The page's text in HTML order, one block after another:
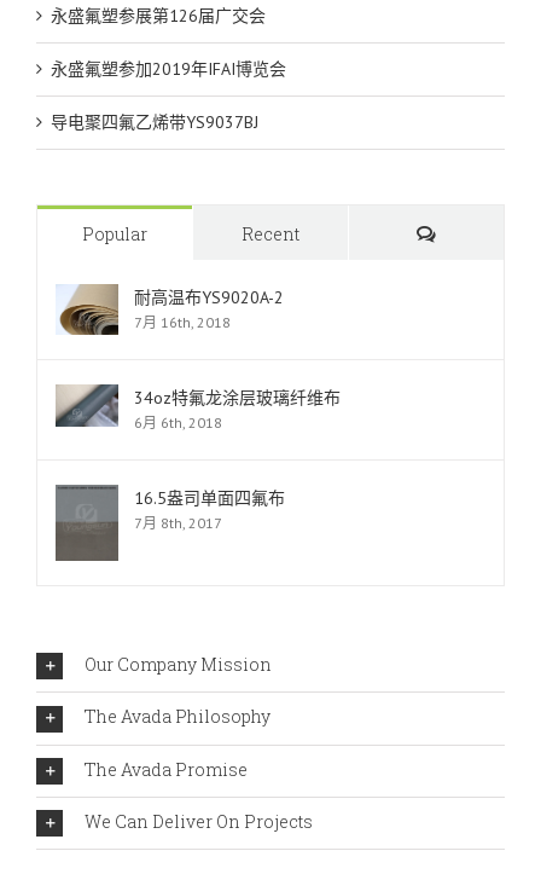
永盛氟塑参展第126届广交会
永盛氟塑参加2019年IFAI博览会
导电聚四氟乙烯带YS9037BJ
Popular Recent Comments
耐高温布YS9020A-2
7月 16th, 2018
34oz特氟龙涂层玻璃纤维布
6月 6th, 2018
16.5盎司单面四氟布
7月 8th, 2017
Our Company Mission
The Avada Philosophy
The Avada Promise
We Can Deliver On Projects